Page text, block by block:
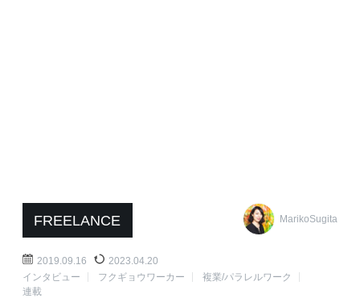
FREELANCE MarikoSugita
2019.09.16
2023.04.20
インタビュー
フクギョウワーカー
複業/パラレルワーク
連載